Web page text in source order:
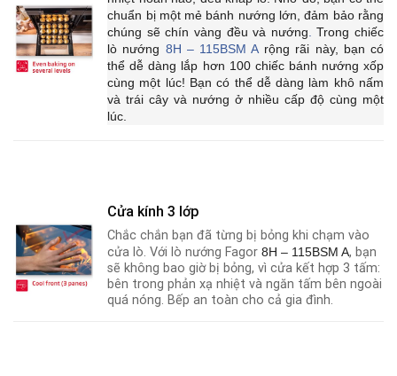
chuẩn bị một mẻ bánh nướng lớn, đảm bảo rằng
chúng sẽ chín vàng đều và nướng. Trong chiếc
lò nướng 8H – 115BSM Arộng rãi này, bạn có
thể dễ dàng lắp hơn 100 chiếc bánh nướng xốp
cùng một lúc! Bạn có thể dễ dàng làm khô nấm
và trái cây và nướng ở nhiều cấp độ cùng một
lúc.
Cửa kính 3 lớp
Chắc chắn bạn đã từng bị bỏng khi chạm vào
cửa lò. Với lò nướng Fagor8H – 115BSM A, bạn
sẽ không bao giờ bị bỏng, vì cửa kết hợp 3 tấm:
bên trong phản xạ nhiệt và ngăn tấm bên ngoài
quá nóng. Bếp an toàn cho cả gia đình.